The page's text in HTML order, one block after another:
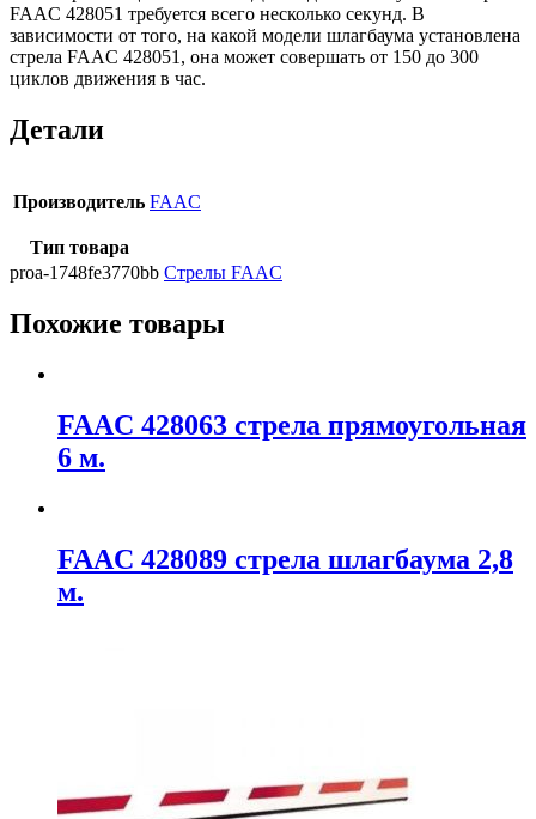
FAAC 428051 требуется всего несколько секунд. В
зависимости от того, на какой модели шлагбаума установлена
стрела FAAC 428051, она может совершать от 150 до 300
циклов движения в час.
Детали
Производитель FAAC
Тип товара
proa-1748fe3770bb Стрелы FAAC
Похожие товары
FAAC 428063 стрела прямоугольная
6 м.
FAAC 428089 стрела шлагбаума 2,8
м.